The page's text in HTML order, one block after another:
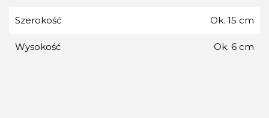
Szerokość Ok. 15 cm
Wysokość Ok. 6 cm